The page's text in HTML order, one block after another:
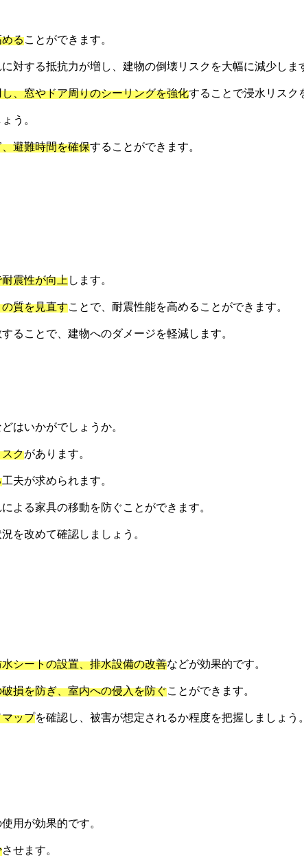
ることができます。
対する抵抗力が増し、建物の倒壊リスクを大幅に減少しま
、窓やドア周りのシーリングを強化することで浸水リスク
う。
避難時間を確保することができます。
震性が向上します。
質を見直すことで、耐震性能を高めることができます。
ることで、建物へのダメージを軽減します。
どはいかがでしょうか。
クがあります。
工夫が求められます。
よる家具の移動を防ぐことができます。
を改めて確認しましょう。
水シートの設置、排水設備の改善などが効果的です。
損を防ぎ、室内への侵入を防ぐことができます。
ップを確認し、被害が想定されるか程度を把握しましょう。
用が効果的です。
させます。